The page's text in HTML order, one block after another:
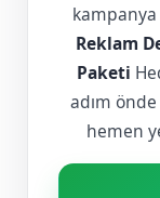
kampanya
Reklam
Paketi
adım
hemen